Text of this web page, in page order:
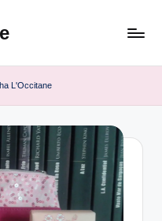
L'Occitane